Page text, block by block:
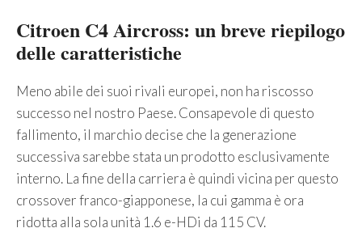
Citroen C4 Aircross: un breve riepilogo
delle caratteristiche
Meno abile dei suoi rivali europei, non ha riscosso
successo nel nostro Paese. Consapevole di questo
fallimento, il marchio decise che la generazione
successiva sarebbe stata un prodotto esclusivamente
interno. La fine della carriera è quindi vicina per questo
crossover franco-giapponese, la cui gamma è ora
ridotta alla sola unità 1.6 e-HDi da 115 CV.